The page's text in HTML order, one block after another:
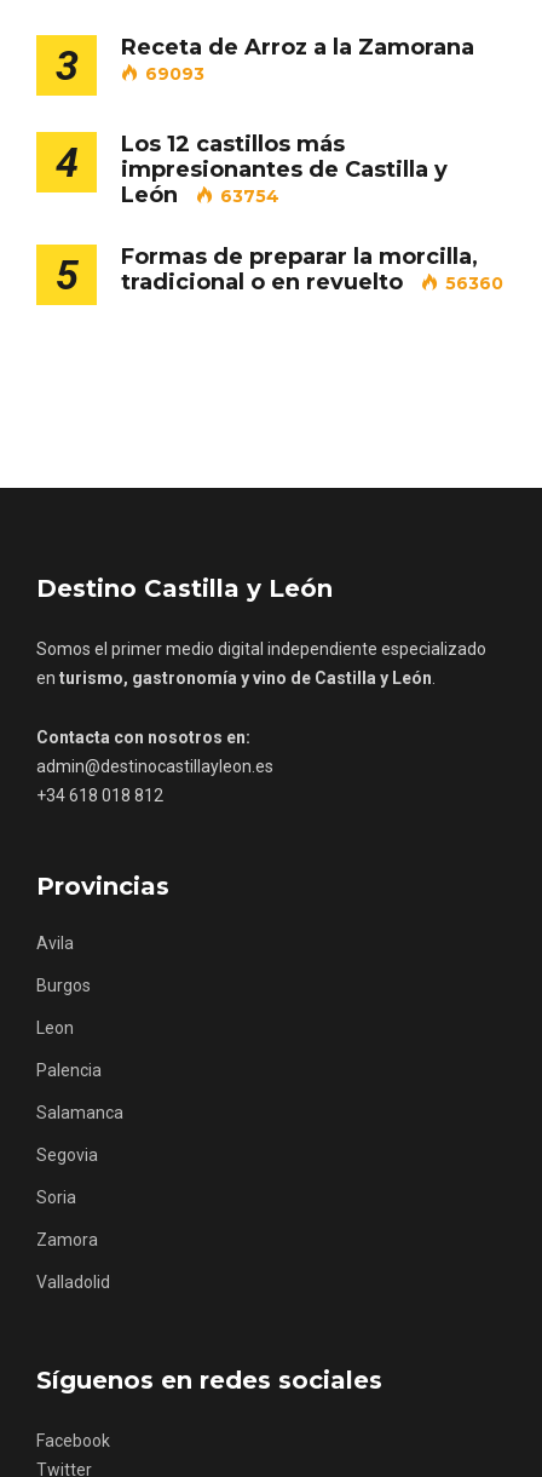
3 Receta de Arroz a la Zamorana
69093
4
Los 12 castillos más
impresionantes de Castilla y
León
63754
5
Formas de preparar la morcilla,
tradicional o en revuelto
56360
Destino Castilla y León
Somos el primer medio digital independiente especializado
en turismo, gastronomía y vino de Castilla y León
Contacta con nosotros en:
admin@destinocastillayleon.es
+34 618 018 812
Provincias
Avila
Burgos
Leon
Palencia
Salamanca
Segovia
Soria
Zamora
Valladolid
Síguenos en redes sociales
Facebook
Twitter
Castilla y León